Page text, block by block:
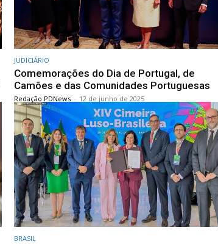
JUDICIÁRIO
Comemorações do Dia de Portugal, de
Camões e das Comunidades Portuguesas
Redação PDNews - 12 de junho de 2025
BRASIL